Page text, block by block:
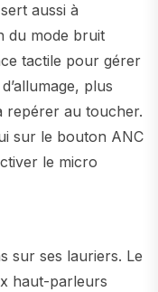
aussi à
du mode bruit
tactile pour gérer
plus
repérer au toucher.
sur le bouton ANC
le micro
sur ses lauriers. Le
haut-parleurs